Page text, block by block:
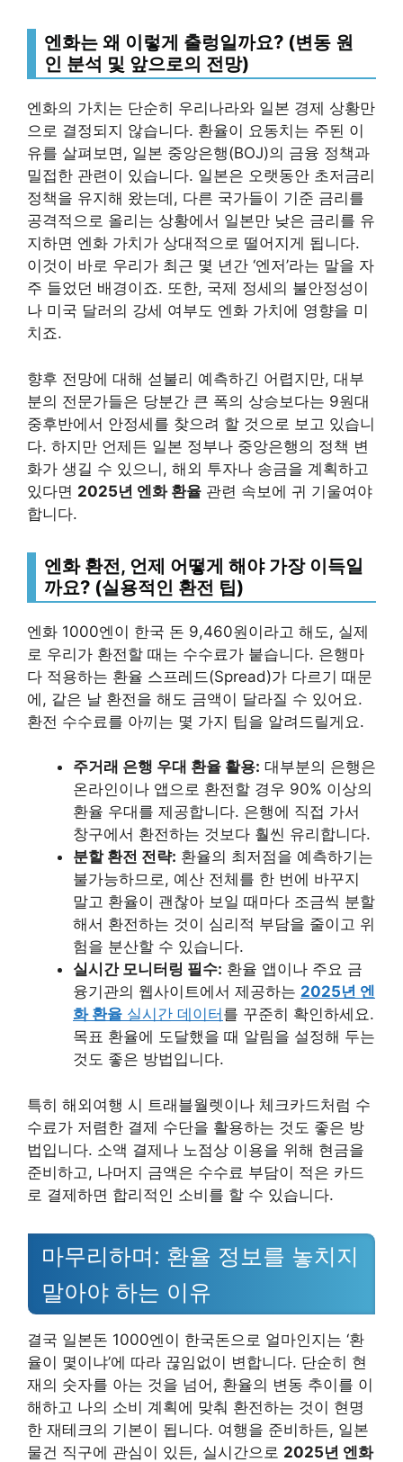
엔화는 왜 이렇게 출렁일까요? (변동 원
인 분석 및 앞으로의 전망)
엔화의 가치는 단순히 우리나라와 일본 경제 상황만
으로 결정되지 않습니다. 환율이 요동치는 주된 이
유를 살펴보면, 일본 중앙은행(BOJ)의 금융 정책과
밀접한 관련이 있습니다. 일본은 오랫동안 초저금리
정책을 유지해 왔는데, 다른 국가들이 기준 금리를
공격적으로 올리는 상황에서 일본만 낮은 금리를 유
지하면 엔화 가치가 상대적으로 떨어지게 됩니다.
이것이 바로 우리가 최근 몇 년간 ‘엔저’라는 말을 자
주 들었던 배경이죠. 또한, 국제 정세의 불안정성이
나 미국 달러의 강세 여부도 엔화 가치에 영향을 미
치죠.
향후 전망에 대해 섣불리 예측하긴 어렵지만, 대부
분의 전문가들은 당분간 큰 폭의 상승보다는 9원대
중후반에서 안정세를 찾으려 할 것으로 보고 있습니
다. 하지만 언제든 일본 정부나 중앙은행의 정책 변
화가 생길 수 있으니, 해외 투자나 송금을 계획하고
있다면 2025년 엔화 환율 관련 속보에 귀 기울여야
합니다.
엔화 환전, 언제 어떻게 해야 가장 이득일
까요? (실용적인 환전 팁)
엔화 1000엔이 한국 돈 9,460원이라고 해도, 실제
로 우리가 환전할 때는 수수료가 붙습니다. 은행마
다 적용하는 환율 스프레드(Spread)가 다르기 때문
에, 같은 날 환전을 해도 금액이 달라질 수 있어요.
환전 수수료를 아끼는 몇 가지 팁을 알려드릴게요.
주거래 은행 우대 환율 활용: 대부분의 은행은
온라인이나 앱으로 환전할 경우 90% 이상의
환율 우대를 제공합니다. 은행에 직접 가서
창구에서 환전하는 것보다 훨씬 유리합니다.
분할 환전 전략: 환율의 최저점을 예측하기는
불가능하므로, 예산 전체를 한 번에 바꾸지
말고 환율이 괜찮아 보일 때마다 조금씩 분할
해서 환전하는 것이 심리적 부담을 줄이고 위
험을 분산할 수 있습니다.
실시간 모니터링 필수: 환율 앱이나 주요 금
융기관의 웹사이트에서 제공하는 2025년 엔
화 환율 실시간 데이터 를 꾸준히 확인하세요.
목표 환율에 도달했을 때 알림을 설정해 두는
것도 좋은 방법입니다.
특히 해외여행 시 트래블월렛이나 체크카드처럼 수
수료가 저렴한 결제 수단을 활용하는 것도 좋은 방
법입니다. 소액 결제나 노점상 이용을 위해 현금을
준비하고, 나머지 금액은 수수료 부담이 적은 카드
로 결제하면 합리적인 소비를 할 수 있습니다.
마무리하며: 환율 정보를 놓치지
말아야 하는 이유
결국 일본돈 1000엔이 한국돈으로 얼마인지는 ‘환
율이 몇이냐’에 따라 끊임없이 변합니다. 단순히 현
재의 숫자를 아는 것을 넘어, 환율의 변동 추이를 이
해하고 나의 소비 계획에 맞춰 환전하는 것이 현명
한 재테크의 기본이 됩니다. 여행을 준비하든, 일본
물건 직구에 관심이 있든, 실시간으로 2025년 엔화